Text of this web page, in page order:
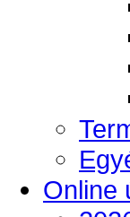
Online